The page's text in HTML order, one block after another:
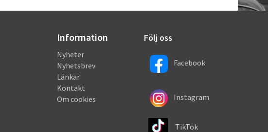
Information
Nyheter
Nyhetsbrev
Länkar
Kontakt
Om cookies
Följ oss
Facebook
Instagram
TikTok